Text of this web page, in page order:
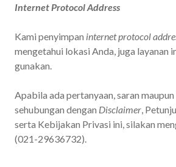
Internet Protocol Address
Kami penyimpan internet protocol
mengetahui lokasi Anda, juga layanan
gunakan.
Apabila ada pertanyaan, saran maupun
sehubungan dengan Disclaimer,
serta Kebijakan Privasi ini, silakan
(021-29636732).